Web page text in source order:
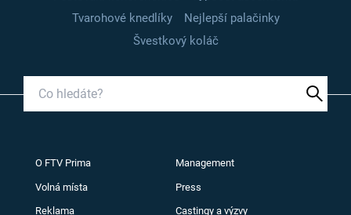
Tvarohové knedlíky
Nejlepší palačinky
Švestkový koláč
O FTV Prima Management
Volná místa Press
Reklama Castingy a výzvy